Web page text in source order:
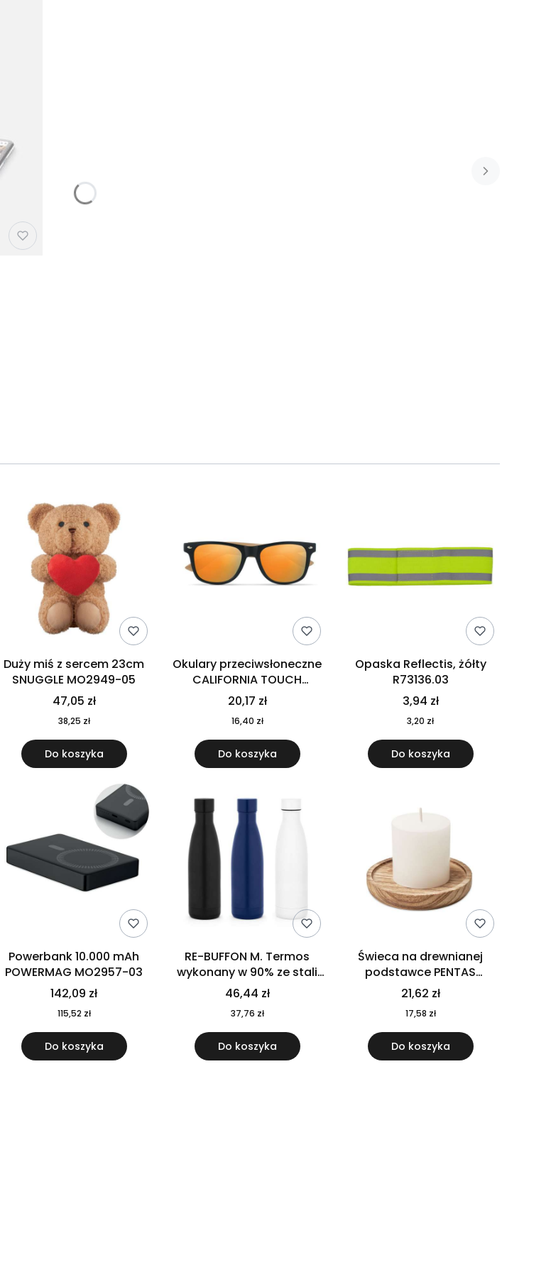
Duży miś z sercem 23cm
SNUGGLE MO2949-05
47,05 zł
38,25 zł
Do koszyka
Okulary przeciwsłoneczne
CALIFORNIA TOUCH
MO9617-10
20,17 zł
16,40 zł
Do koszyka
Opaska Reflectis, żółty
R73136.03
3,94 zł
3,20 zł
Do koszyka
Powerbank 10.000 mAh
POWERMAG MO2957-03
142,09 zł
115,52 zł
Do koszyka
RE-BUFFON M. Termos
wykonany w 90% ze stali
nierdzewnej pochodzącej z
recyklingu 520 ml 94294
46,44 zł
37,76 zł
Do koszyka
Świeca na drewnianej
podstawce PENTAS
MO6282-40
21,62 zł
17,58 zł
Do koszyka